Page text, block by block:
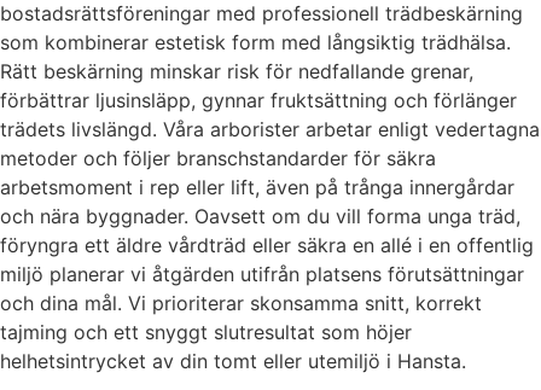
bostadsrättsföreningar med professionell trädbeskärning
som kombinerar estetisk form med långsiktig trädhälsa.
Rätt beskärning minskar risk för nedfallande grenar,
förbättrar ljusinsläpp, gynnar fruktsättning och förlänger
trädets livslängd. Våra arborister arbetar enligt vedertagna
metoder och följer branschstandarder för säkra
arbetsmoment i rep eller lift, även på trånga innergårdar
och nära byggnader. Oavsett om du vill forma unga träd,
föryngra ett äldre vårdträd eller säkra en allé i en offentlig
miljö planerar vi åtgärden utifrån platsens förutsättningar
och dina mål. Vi prioriterar skonsamma snitt, korrekt
tajming och ett snyggt slutresultat som höjer
helhetsintrycket av din tomt eller utemiljö i Hansta.